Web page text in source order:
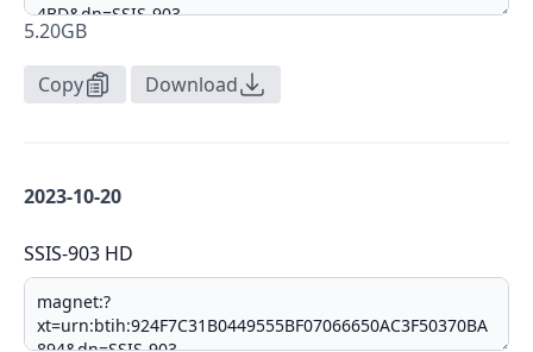
5.20GB
Copy Download
2023-10-20
SSIS-903 HD